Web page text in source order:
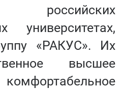
университетах,
«РАКУС». Их
высшее